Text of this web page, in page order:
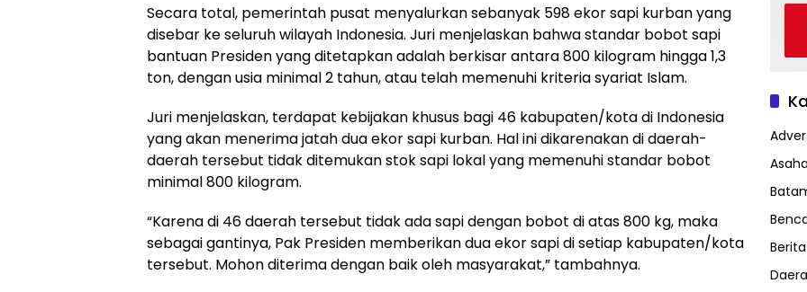
Secara total, pemerintah pusat menyalurkan sebanyak 598 ekor sapi kurban yang
disebar ke seluruh wilayah Indonesia. Juri menjelaskan bahwa standar bobot sapi
bantuan Presiden yang ditetapkan adalah berkisar antara 800 kilogram hingga 1,3
ton, dengan usia minimal 2 tahun, atau telah memenuhi kriteria syariat Islam.
Juri menjelaskan, terdapat kebijakan khusus bagi 46 kabupaten/kota di Indonesia
yang akan menerima jatah dua ekor sapi kurban. Hal ini dikarenakan di daerah-
daerah tersebut tidak ditemukan stok sapi lokal yang memenuhi standar bobot
minimal 800 kilogram.
“Karena di 46 daerah tersebut tidak ada sapi dengan bobot di atas 800 kg, maka
sebagai gantinya, Pak Presiden memberikan dua ekor sapi di setiap kabupaten/kota
tersebut. Mohon diterima dengan baik oleh masyarakat,” tambahnya.
Berita